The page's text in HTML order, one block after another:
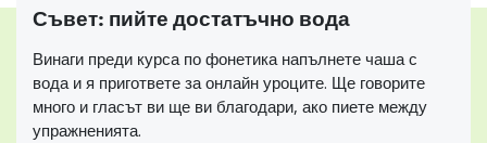
Съвет: пийте достатъчно вода
Винаги преди курса по фонетика напълнете чаша с
вода и я пригответе за онлайн уроците. Ще говорите
много и гласът ви ще ви благодари, ако пиете между
упражненията.